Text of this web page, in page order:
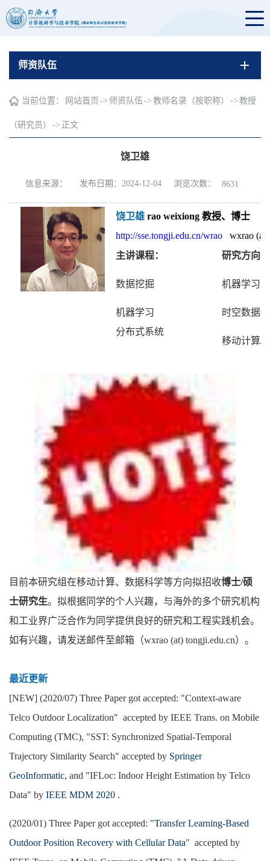
师资队伍
当前位置： 网站首页 -> 师资队伍 -> 教师名录（按职称） -> 教授
（研究员） -> 正文
饶卫雄
信息来源： 发布日期：2024-12-04 浏览次数： 8631
饶卫雄 rao weixiong 教授、博士
http://sse.tongji.edu.cn/wrao wxrao (at)
主讲课程：
数据挖掘
机器学习
分布式系统
研究方向：
机器学习及
时空数据
移动计算/
目前本研究组在移动计算、数据科学等方向拟招收博士/硕
士研究生。拟根据同学的个人兴趣，与海外的多个研究机构
和工业界广泛合作为同学提供良好的研究和工程实践机会。
如有兴趣，请发送邮件至邮箱（wxrao (at) tongji.edu.cn）。
最近更新
[NEW] (2020/07) Three Paper got accepted: "Context-aware
Telco Outdoor Localization" accepted by IEEE Trans. on Mobile
Computing (TMC), "SST: Synchronized Spatial-Temporal
Trajectory Similarity Search" accepted by Springer
GeoInformatic, and "IFLoc: Indoor Height Estimation by Telco
Data" by IEEE MDM 2020 .
(2020/01) Three Paper got accepted: "Transfer Learning-Based
Outdoor Position Recovery with Cellular Data" accepted by